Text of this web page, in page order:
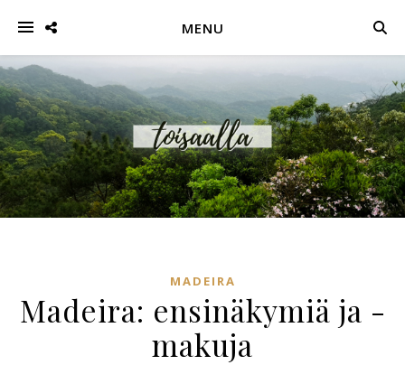
MENU
MADEIRA
Madeira: ensinäkymiä ja -
makuja